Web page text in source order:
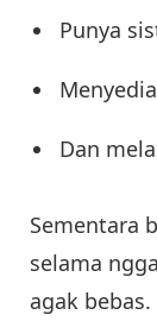
Punya
Dan
Sementara
selama
agak